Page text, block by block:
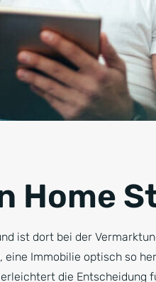
Home
ist dort bei der
Immobilie optisch so
die Entscheidung